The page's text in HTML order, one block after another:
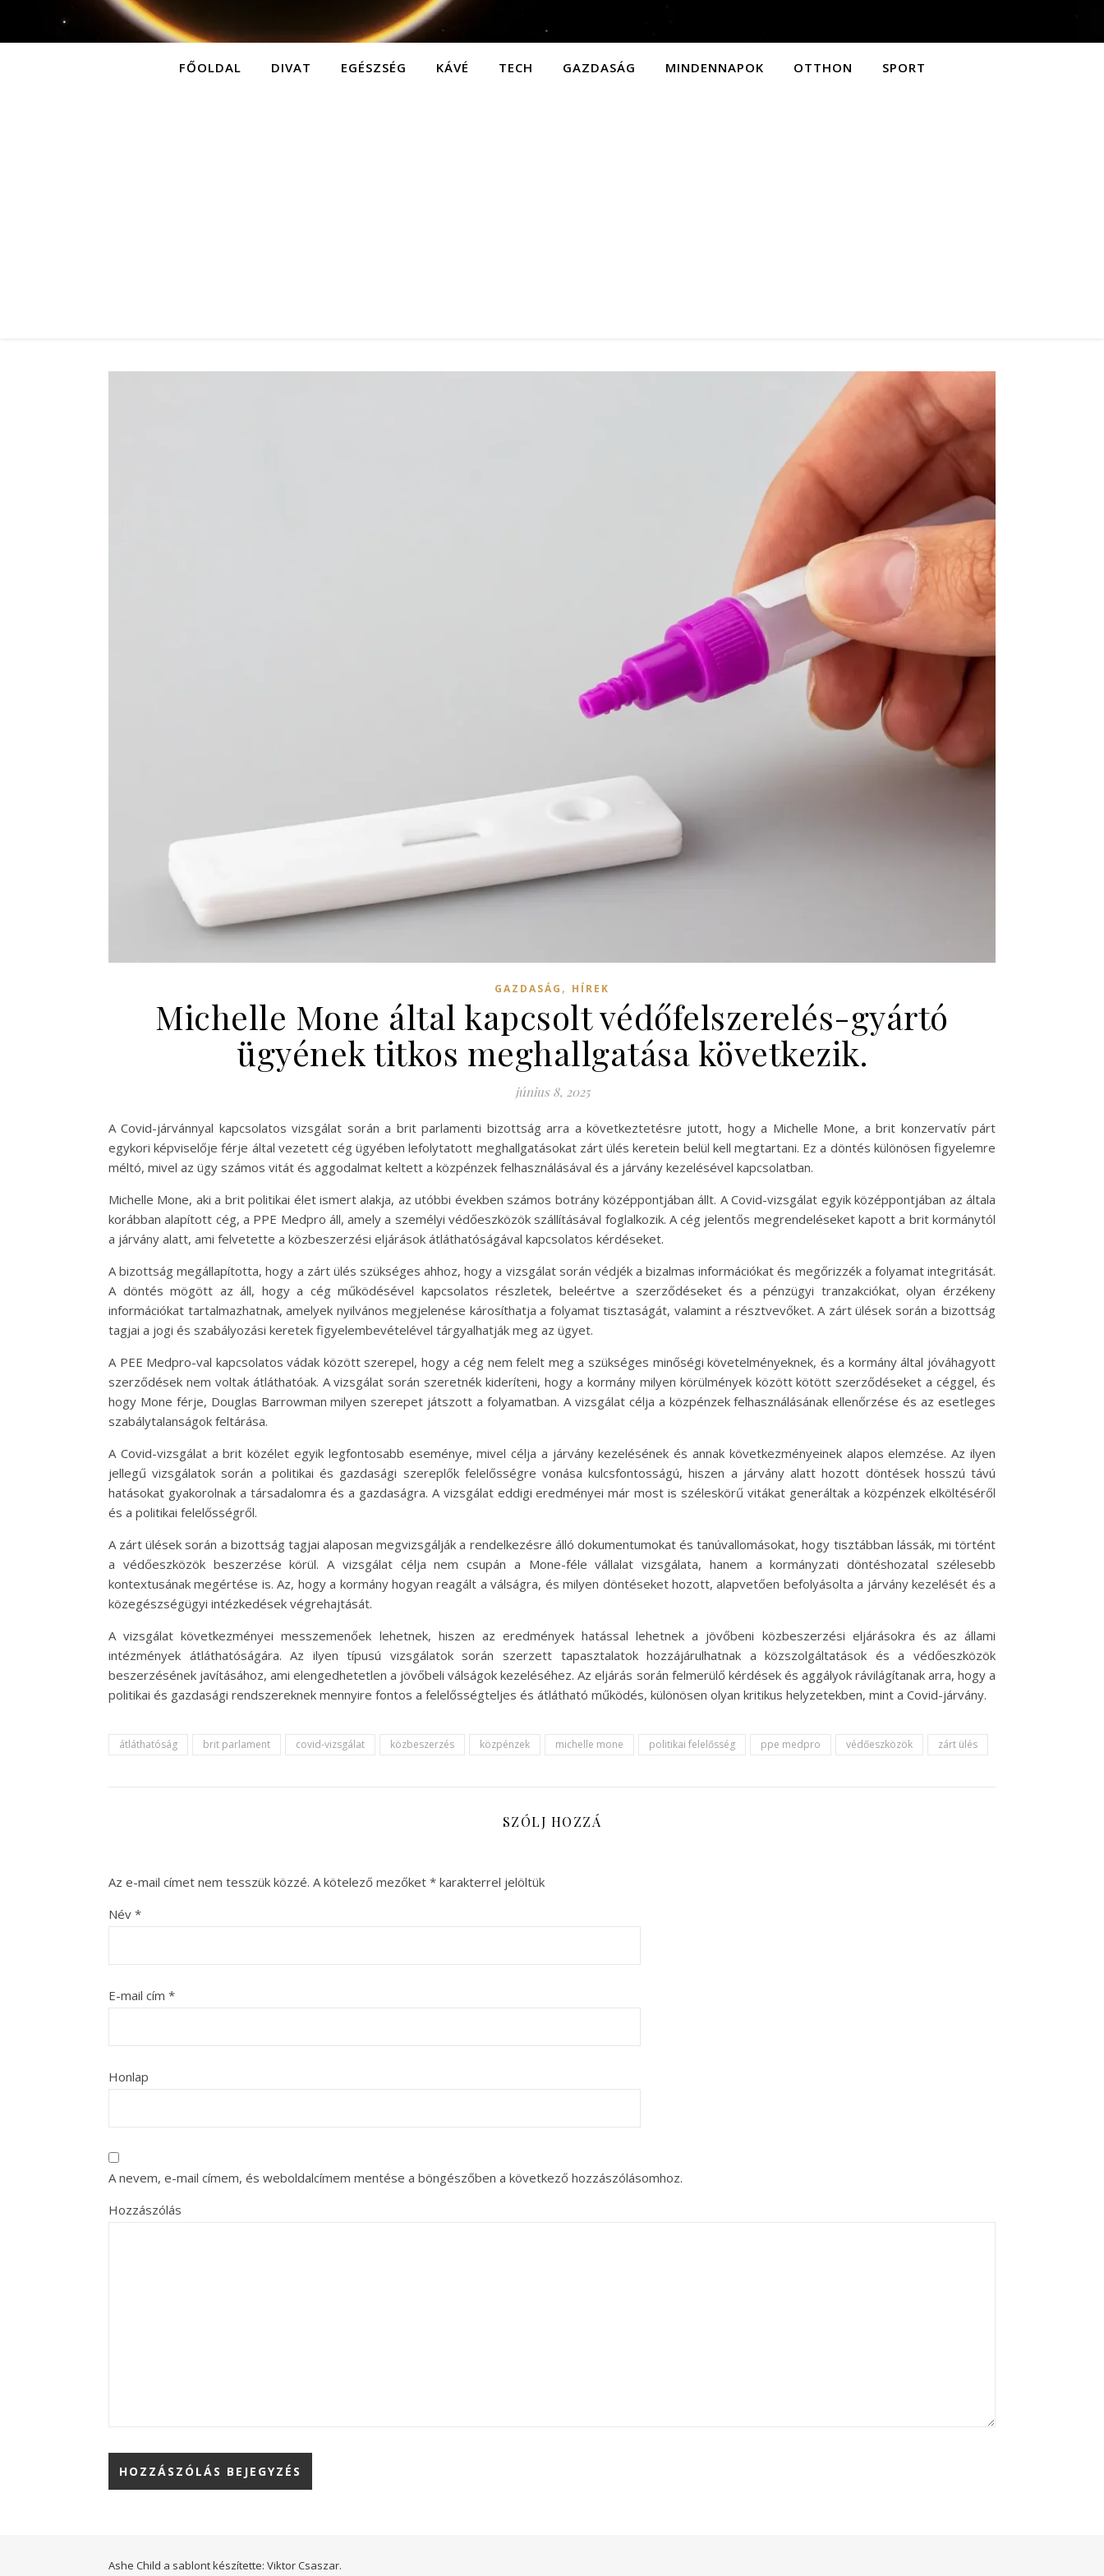
FŐOLDAL DIVAT EGÉSZSÉG KÁVÉ TECH GAZDASÁG MINDENNAPOK OTTHON SPORT
GAZDASÁG , HÍREK
Michelle Mone által kapcsolt védőfelszerelés-gyártó
ügyének titkos meghallgatása következik.
június 8, 2025
A Covid-járvánnyal kapcsolatos vizsgálat során a brit parlamenti bizottság arra a következtetésre jutott, hogy a Michelle Mone, a brit konzervatív párt
egykori képviselője férje által vezetett cég ügyében lefolytatott meghallgatásokat zárt ülés keretein belül kell megtartani. Ez a döntés különösen figyelemre
méltó, mivel az ügy számos vitát és aggodalmat keltett a közpénzek felhasználásával és a járvány kezelésével kapcsolatban.
Michelle Mone, aki a brit politikai élet ismert alakja, az utóbbi években számos botrány középpontjában állt. A Covid-vizsgálat egyik középpontjában az általa
korábban alapított cég, a PPE Medpro áll, amely a személyi védőeszközök szállításával foglalkozik. A cég jelentős megrendeléseket kapott a brit kormánytól
a járvány alatt, ami felvetette a közbeszerzési eljárások átláthatóságával kapcsolatos kérdéseket.
A bizottság megállapította, hogy a zárt ülés szükséges ahhoz, hogy a vizsgálat során védjék a bizalmas információkat és megőrizzék a folyamat integritását.
A döntés mögött az áll, hogy a cég működésével kapcsolatos részletek, beleértve a szerződéseket és a pénzügyi tranzakciókat, olyan érzékeny
információkat tartalmazhatnak, amelyek nyilvános megjelenése károsíthatja a folyamat tisztaságát, valamint a résztvevőket. A zárt ülések során a bizottság
tagjai a jogi és szabályozási keretek figyelembevételével tárgyalhatják meg az ügyet.
A PEE Medpro-val kapcsolatos vádak között szerepel, hogy a cég nem felelt meg a szükséges minőségi követelményeknek, és a kormány által jóváhagyott
szerződések nem voltak átláthatóak. A vizsgálat során szeretnék kideríteni, hogy a kormány milyen körülmények között kötött szerződéseket a céggel, és
hogy Mone férje, Douglas Barrowman milyen szerepet játszott a folyamatban. A vizsgálat célja a közpénzek felhasználásának ellenőrzése és az esetleges
szabálytalanságok feltárása.
A Covid-vizsgálat a brit közélet egyik legfontosabb eseménye, mivel célja a járvány kezelésének és annak következményeinek alapos elemzése. Az ilyen
jellegű vizsgálatok során a politikai és gazdasági szereplők felelősségre vonása kulcsfontosságú, hiszen a járvány alatt hozott döntések hosszú távú
hatásokat gyakorolnak a társadalomra és a gazdaságra. A vizsgálat eddigi eredményei már most is széleskörű vitákat generáltak a közpénzek elköltéséről
és a politikai felelősségről.
A zárt ülések során a bizottság tagjai alaposan megvizsgálják a rendelkezésre álló dokumentumokat és tanúvallomásokat, hogy tisztábban lássák, mi történt
a védőeszközök beszerzése körül. A vizsgálat célja nem csupán a Mone-féle vállalat vizsgálata, hanem a kormányzati döntéshozatal szélesebb
kontextusának megértése is. Az, hogy a kormány hogyan reagált a válságra, és milyen döntéseket hozott, alapvetően befolyásolta a járvány kezelését és a
közegészségügyi intézkedések végrehajtását.
A vizsgálat következményei messzemenőek lehetnek, hiszen az eredmények hatással lehetnek a jövőbeni közbeszerzési eljárásokra és az állami
intézmények átláthatóságára. Az ilyen típusú vizsgálatok során szerzett tapasztalatok hozzájárulhatnak a közszolgáltatások és a védőeszközök
beszerzésének javításához, ami elengedhetetlen a jövőbeli válságok kezeléséhez. Az eljárás során felmerülő kérdések és aggályok rávilágítanak arra, hogy a
politikai és gazdasági rendszereknek mennyire fontos a felelősségteljes és átlátható működés, különösen olyan kritikus helyzetekben, mint a Covid-járvány.
átláthatóság brit parlament covid-vizsgálat közbeszerzés közpénzek michelle mone politikai felelősség ppe medpro védőeszközök zárt ülés
SZÓLJ HOZZÁ
Az e-mail címet nem tesszük közzé. A kötelező mezőket * karakterrel jelöltük
Név *
E-mail cím *
Honlap
A nevem, e-mail címem, és weboldalcímem mentése a böngészőben a következő hozzászólásomhoz.
Hozzászólás
Ashe Child a sablont készítette: Viktor Csaszar.